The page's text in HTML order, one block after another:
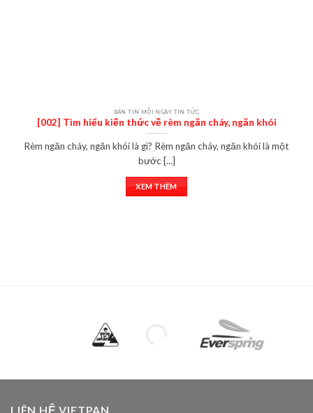
BẢN TIN MỖI NGÀY TIN TỨC
[002] Tìm hiểu kiến thức về rèm ngăn cháy, ngăn khói
Rèm ngăn cháy, ngăn khói là gì? Rèm ngăn cháy, ngăn khói là một
bước [...]
XEM THÊM
LIÊN HỆ VIETPAN